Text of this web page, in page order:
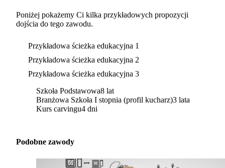
Poniżej pokażemy Ci kilka przykładowych propozycji
dojścia do tego zawodu.
Przykładowa ścieżka edukacyjna 1
Przykładowa ścieżka edukacyjna 2
Przykładowa ścieżka edukacyjna 3
Szkoła Podstawowa8 lat
Branżowa Szkoła I stopnia (profil kucharz)3 lata
Kurs carvingu4 dni
Podobne zawody